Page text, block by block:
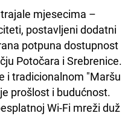
mjesecima –
postavljeni dodatni
potpuna dostupnost
Potočara i Srebrenice.
i tradicionalnom "Maršu
prošlost i budućnost.
Wi-Fi mreži duž